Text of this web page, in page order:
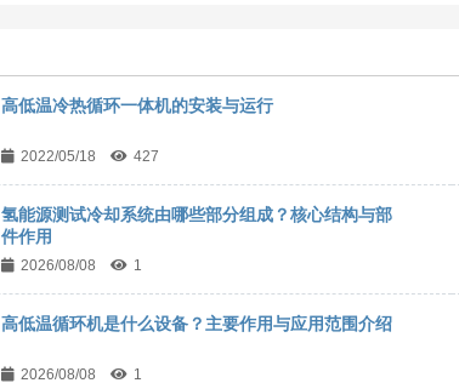
高低温冷热循环一体机的安装与运行
2022/05/18 427
氢能源测试冷却系统由哪些部分组成？核心结构与部
件作用
2026/08/08 1
高低温循环机是什么设备？主要作用与应用范围介绍
2026/08/08 1